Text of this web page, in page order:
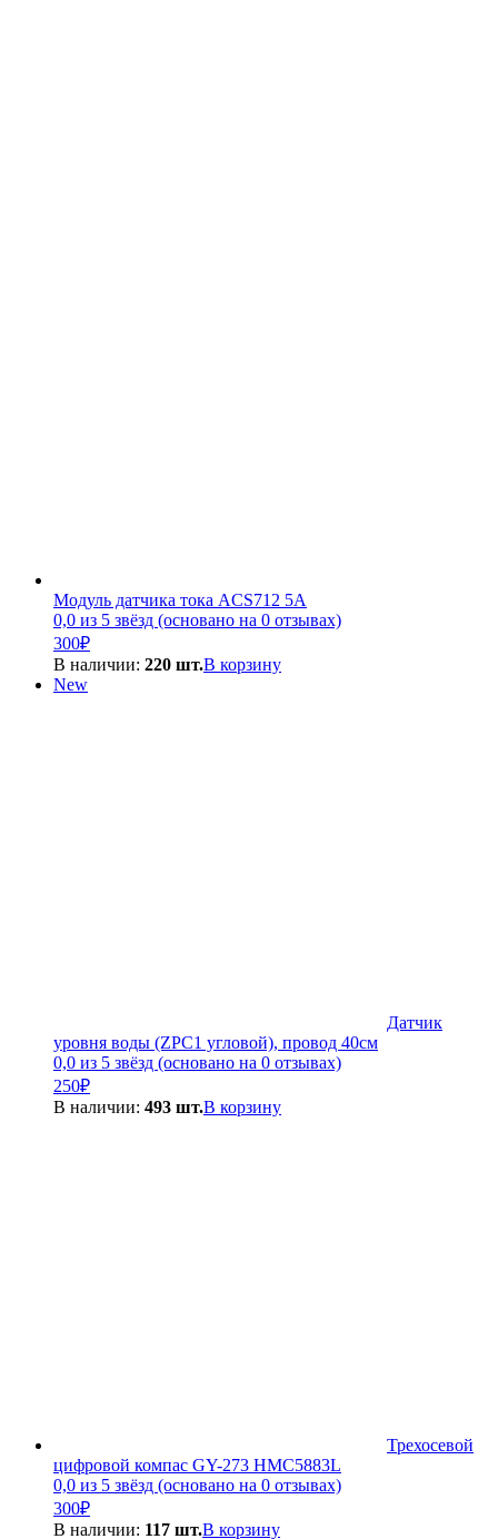
Модуль датчика тока ACS712 5A
0,0 из 5 звёзд (основано на 0 отзывах)
300₽
В наличии: 220 шт.В корзину
New
Датчик
уровня воды (ZPC1 угловой), провод 40см
0,0 из 5 звёзд (основано на 0 отзывах)
250₽
В наличии: 493 шт.В корзину
Трехосевой
цифровой компас GY-273 HMC5883L
0,0 из 5 звёзд (основано на 0 отзывах)
300₽
В наличии: 117 шт.В корзину